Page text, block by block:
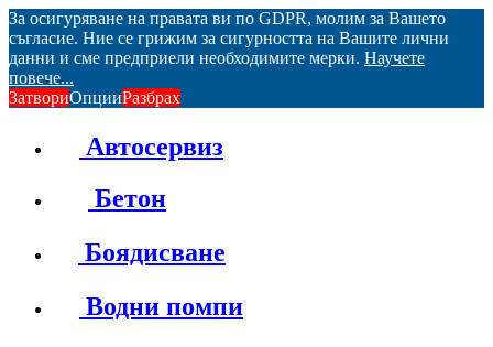
За осигуряване на правата ви по GDPR, молим за Вашето
съгласие. Ние се грижим за сигурността на Вашите лични
данни и сме предприели необходимите мерки. Научете
повече...
ЗатвориОпцииРазбрах
Автосервиз
Бетон
Боядисване
Водни помпи